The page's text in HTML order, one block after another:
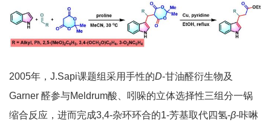
2005年，J.Sapi课题组采用手性的D-甘油醛衍生物及
Garner 醛参与Meldrum酸、吲哚的立体选择性三组分一锅
缩合反应，进而完成3,4-杂环环合的1-芳基取代四氢-β-咔啉